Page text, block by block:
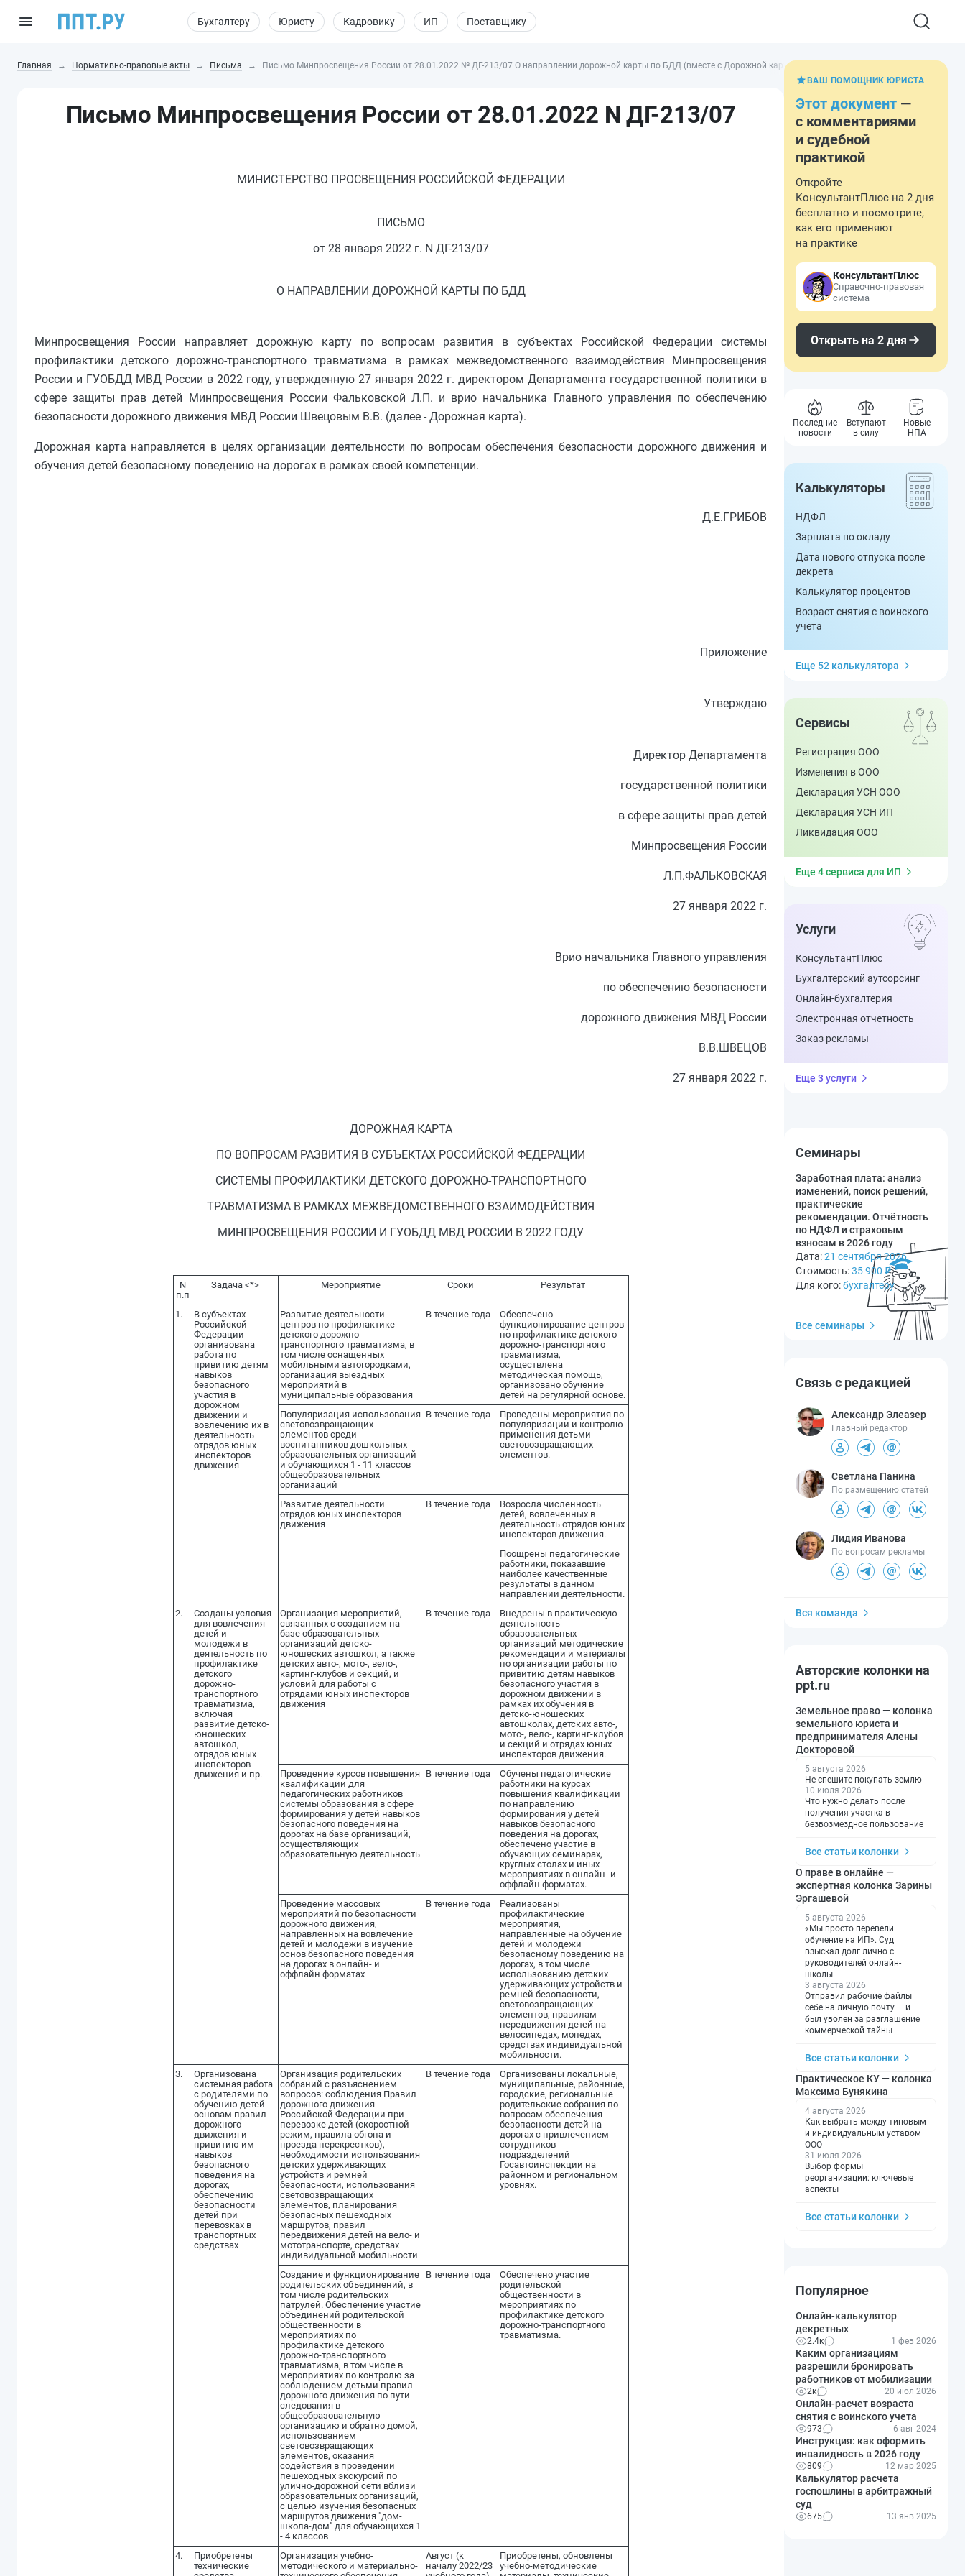
Бухгалтеру Юристу Кадровику ИП Поставщику
Главная Нормативно-правовые акты Письма Письмо Минпросвещения России от 28.01.2022 № ДГ-213/07 О направлении дорожной карты по БДД (вместе с Дорожной картой по вопросам развития в субъектах
Письмо Минпросвещения России от 28.01.2022 N ДГ-213/07
МИНИСТЕРСТВО ПРОСВЕЩЕНИЯ РОССИЙСКОЙ ФЕДЕРАЦИИ
ПИСЬМО
от 28 января 2022 г. N ДГ-213/07
О НАПРАВЛЕНИИ ДОРОЖНОЙ КАРТЫ ПО БДД
Минпросвещения России направляет дорожную карту по вопросам развития в субъектах Российской Федерации системы
профилактики детского дорожно-транспортного травматизма в рамках межведомственного взаимодействия Минпросвещения
России и ГУОБДД МВД России в 2022 году, утвержденную 27 января 2022 г. директором Департамента государственной политики в
сфере защиты прав детей Минпросвещения России Фальковской Л.П. и врио начальника Главного управления по обеспечению
безопасности дорожного движения МВД России Швецовым В.В. (далее - Дорожная карта).
Дорожная карта направляется в целях организации деятельности по вопросам обеспечения безопасности дорожного движения и
обучения детей безопасному поведению на дорогах в рамках своей компетенции.
Д.Е.ГРИБОВ
Приложение
Утверждаю
Директор Департамента
государственной политики
в сфере защиты прав детей
Минпросвещения России
Л.П.ФАЛЬКОВСКАЯ
27 января 2022 г.
Врио начальника Главного управления
по обеспечению безопасности
дорожного движения МВД России
В.В.ШВЕЦОВ
27 января 2022 г.
ДОРОЖНАЯ КАРТА
ПО ВОПРОСАМ РАЗВИТИЯ В СУБЪЕКТАХ РОССИЙСКОЙ ФЕДЕРАЦИИ
СИСТЕМЫ ПРОФИЛАКТИКИ ДЕТСКОГО ДОРОЖНО-ТРАНСПОРТНОГО
ТРАВМАТИЗМА В РАМКАХ МЕЖВЕДОМСТВЕННОГО ВЗАИМОДЕЙСТВИЯ
МИНПРОСВЕЩЕНИЯ РОССИИ И ГУОБДД МВД РОССИИ В 2022 ГОДУ
N
п.п
Задача <*> Мероприятие Сроки Результат
1.
В субъектах
Российской
Федерации
организована
работа по
привитию детям
навыков
безопасного
участия в
дорожном
движении и
вовлечению их в
деятельность
отрядов юных
инспекторов
движения
Развитие деятельности
центров по профилактике
детского дорожно-
транспортного травматизма, в
том числе оснащенных
мобильными автогородками,
организация выездных
мероприятий в
муниципальные образования
В течение года
Обеспечено
функционирование центров
по профилактике детского
дорожно-транспортного
травматизма,
осуществлена
методическая помощь,
организовано обучение
детей на регулярной основе.
Популяризация использования
световозвращающих
элементов среди
воспитанников дошкольных
образовательных организаций
и обучающихся 1 - 11 классов
общеобразовательных
организаций
В течение года
Проведены мероприятия по
популяризации и контролю
применения детьми
световозвращающих
элементов.
Развитие деятельности
отрядов юных инспекторов
движения
В течение года
Возросла численность
детей, вовлеченных в
деятельность отрядов юных
инспекторов движения.
Поощрены педагогические
работники, показавшие
наиболее качественные
результаты в данном
направлении деятельности.
2.
Созданы условия
для вовлечения
детей и
молодежи в
деятельность по
профилактике
детского
дорожно-
транспортного
травматизма,
включая
развитие детско-
юношеских
автошкол,
отрядов юных
инспекторов
движения и пр.
Организация мероприятий,
связанных с созданием на
базе образовательных
организаций детско-
юношеских автошкол, а также
детских авто-, мото-, вело-,
картинг-клубов и секций, и
условий для работы с
отрядами юных инспекторов
движения
В течение года
Внедрены в практическую
деятельность
образовательных
организаций методические
рекомендации и материалы
по организации работы по
привитию детям навыков
безопасного участия в
дорожном движении в
рамках их обучения в
детско-юношеских
автошколах, детских авто-,
мото-, вело-, картинг-клубов
и секций и отрядах юных
инспекторов движения.
Проведение курсов повышения
квалификации для
педагогических работников
системы образования в сфере
формирования у детей навыков
безопасного поведения на
дорогах на базе организаций,
осуществляющих
образовательную деятельность
В течение года
Обучены педагогические
работники на курсах
повышения квалификации
по направлению
формирования у детей
навыков безопасного
поведения на дорогах,
обеспечено участие в
обучающих семинарах,
круглых столах и иных
мероприятиях в онлайн- и
оффлайн форматах.
Проведение массовых
мероприятий по безопасности
дорожного движения,
направленных на вовлечение
детей и молодежи в изучение
основ безопасного поведения
на дорогах в онлайн- и
оффлайн форматах
В течение года
Реализованы
профилактические
мероприятия,
направленные на обучение
детей и молодежи
безопасному поведению на
дорогах, в том числе
использованию детских
удерживающих устройств и
ремней безопасности,
световозвращающих
элементов, правилам
передвижения детей на
велосипедах, мопедах,
средствах индивидуальной
мобильности.
3.
Организована
системная работа
с родителями по
обучению детей
основам правил
дорожного
движения и
привитию им
навыков
безопасного
поведения на
дорогах,
обеспечению
безопасности
детей при
перевозках в
транспортных
средствах
Организация родительских
собраний с разъяснением
вопросов: соблюдения Правил
дорожного движения
Российской Федерации при
перевозке детей (скоростной
режим, правила обгона и
проезда перекрестков),
необходимости использования
детских удерживающих
устройств и ремней
безопасности, использования
световозвращающих
элементов, планирования
безопасных пешеходных
маршрутов, правил
передвижения детей на вело- и
мототранспорте, средствах
индивидуальной мобильности
В течение года
Организованы локальные,
муниципальные, районные,
городские, региональные
родительские собрания по
вопросам обеспечения
безопасности детей на
дорогах с привлечением
сотрудников
подразделений
Госавтоинспекции на
районном и региональном
уровнях.
Создание и функционирование
родительских объединений, в
том числе родительских
патрулей. Обеспечение участие
объединений родительской
общественности в
мероприятиях по
профилактике детского
дорожно-транспортного
травматизма, в том числе в
мероприятиях по контролю за
соблюдением детьми правил
дорожного движения по пути
следования в
общеобразовательную
организацию и обратно домой,
использованием
световозвращающих
элементов, оказания
содействия в проведении
пешеходных экскурсий по
улично-дорожной сети вблизи
образовательных организаций,
с целью изучения безопасных
маршрутов движения "дом-
школа-дом" для обучающихся 1
- 4 классов
В течение года
Обеспечено участие
родительской
общественности в
мероприятиях по
профилактике детского
дорожно-транспортного
травматизма.
4.
Приобретены
технические
Организация учебно-
методического и материально-
Август (к
началу 2022/23
Приобретены, обновлены
учебно-методические
ВАШ ПОМОЩНИК ЮРИСТА
Этот документ —
с комментариями
и судебной
практикой
Откройте
КонсультантПлюс на 2 дня
бесплатно и посмотрите,
как его применяют
на практике
КонсультантПлюс
Справочно-правовая
система
Открыть на 2 дня
Последние
новости
Вступают
в силу
Новые
НПА
Калькуляторы
НДФЛ
Зарплата по окладу
Дата нового отпуска после
декрета
Калькулятор процентов
Возраст снятия с воинского
учета
Еще 52 калькулятора
Сервисы
Регистрация ООО
Изменения в ООО
Декларация УСН ООО
Декларация УСН ИП
Ликвидация ООО
Еще 4 сервиса для ИП
Услуги
КонсультантПлюс
Бухгалтерский аутсорсинг
Онлайн-бухгалтерия
Электронная отчетность
Заказ рекламы
Еще 3 услуги
Семинары
Заработная плата: анализ
изменений, поиск решений,
практические
рекомендации. Отчётность
по НДФЛ и страховым
взносам в 2026 году
Дата:21 сентября 2026
Стоимость:35 900 ₽
Для кого:бухгалтеру
Все семинары
Связь с редакцией
Александр Элеазер
Главный редактор
Светлана Панина
По размещению статей
Лидия Иванова
По вопросам рекламы
Вся команда
Авторские колонки на
ppt.ru
Земельное право — колонка
земельного юриста и
предпринимателя Алены
Докторовой
5 августа 2026
Не спешите покупать землю
10 июля 2026
Что нужно делать после
получения участка в
безвозмездное пользование
Все статьи колонки
О праве в онлайне —
экспертная колонка Зарины
Эргашевой
5 августа 2026
«Мы просто перевели
обучение на ИП». Суд
взыскал долг лично с
руководителей онлайн-
школы
3 августа 2026
Отправил рабочие файлы
себе на личную почту — и
был уволен за разглашение
коммерческой тайны
Все статьи колонки
Практическое КУ — колонка
Максима Бунякина
4 августа 2026
Как выбрать между типовым
и индивидуальным уставом
ООО
31 июля 2026
Выбор формы
реорганизации: ключевые
аспекты
Все статьи колонки
Популярное
Онлайн-калькулятор
декретных
2.4к 1 фев 2026
Каким организациям
разрешили бронировать
работников от мобилизации
2к 20 июл 2026
Онлайн-расчет возраста
снятия с воинского учета
973 6 авг 2024
Инструкция: как оформить
инвалидность в 2026 году
809 12 мар 2025
Калькулятор расчета
госпошлины в арбитражный
суд
675 13 янв 2025